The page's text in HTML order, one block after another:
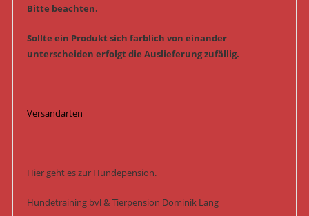
Bitte beachten.
Sollte ein Produkt sich farblich von einander
unterscheiden erfolgt die Auslieferung zufällig.
Versandarten
Hier geht es zur Hundepension.
Hundetraining bvl & Tierpension Dominik Lang